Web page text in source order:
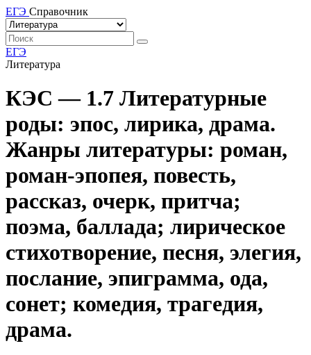
ЕГЭ Справочник
ЕГЭ
Литература
КЭС — 1.7 Литературные
роды: эпос, лирика, драма.
Жанры литературы: роман,
роман-эпопея, повесть,
рассказ, очерк, притча;
поэма, баллада; лирическое
стихотворение, песня, элегия,
послание, эпиграмма, ода,
сонет; комедия, трагедия,
драма.